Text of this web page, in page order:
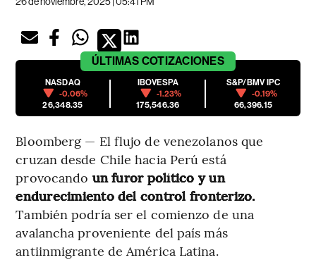
ÚLTIMAS COTIZACIONES
NASDAQ
-0.06%
26,348.35
IBOVESPA
-1.23%
175,546.36
S&P/BMV IPC
-0.19%
66,396.15
Bloomberg — El flujo de venezolanos que
cruzan desde Chile hacia Perú está
provocando un furor político y un
endurecimiento del control fronterizo.
También podría ser el comienzo de una
avalancha proveniente del país más
antiinmigrante de América Latina.